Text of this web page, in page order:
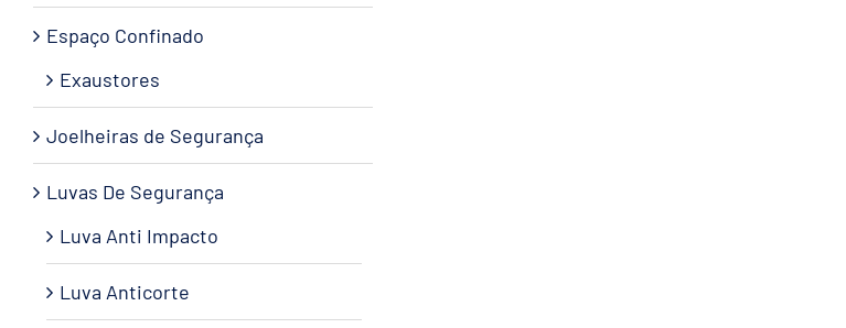
Espaço Confinado
Exaustores
Joelheiras de Segurança
Luvas De Segurança
Luva Anti Impacto
Luva Anticorte